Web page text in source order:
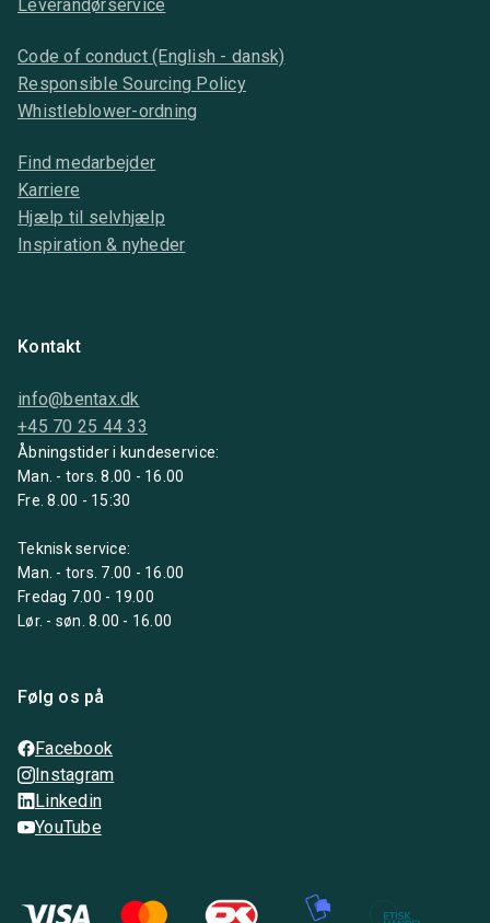
Leverandørservice
Code of conduct (English - dansk)
Responsible Sourcing Policy
Whistleblower-ordning
Find medarbejder
Karriere
Hjælp til selvhjælp
Inspiration & nyheder
Kontakt
info@bentax.dk
+45 70 25 44 33
Åbningstider i kundeservice:
Man. - tors. 8.00 - 16.00
Fre. 8.00 - 15:30
Teknisk service:
Man. - tors. 7.00 - 16.00
Fredag 7.00 - 19.00
Lør. - søn. 8.00 - 16.00
Følg os på
Facebook
Instagram
Linkedin
YouTube